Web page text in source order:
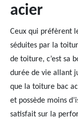
acier
Ceux qui préfèrent
séduites par la
de toiture, c’est sa
durée de vie allant
que la toiture bac
et possède moins
satisfait sur la